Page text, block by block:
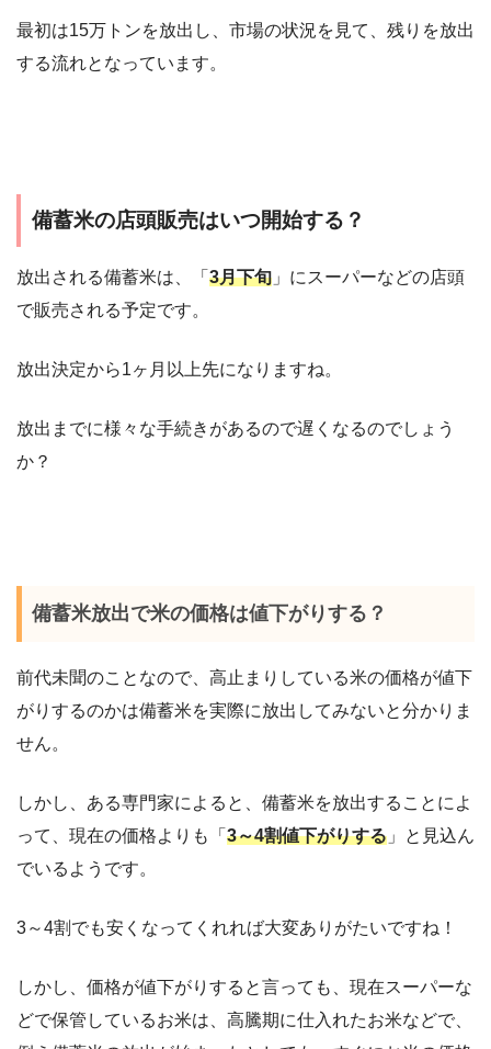
最初は15万トンを放出し、市場の状況を見て、残りを放出
する流れとなっています。
備蓄米の店頭販売はいつ開始する？
放出される備蓄米は、「 3月下旬 」にスーパーなどの店頭
で販売される予定です。
放出決定から1ヶ月以上先になりますね。
放出までに様々な手続きがあるので遅くなるのでしょう
か？
備蓄米放出で米の価格は値下がりする？
前代未聞のことなので、高止まりしている米の価格が値下
がりするのかは備蓄米を実際に放出してみないと分かりま
せん。
しかし、ある専門家によると、備蓄米を放出することによ
って、現在の価格よりも「 3～4割値下がりする 」と見込ん
でいるようです。
3～4割でも安くなってくれれば大変ありがたいですね！
しかし、価格が値下がりすると言っても、現在スーパーな
どで保管しているお米は、高騰期に仕入れたお米などで、